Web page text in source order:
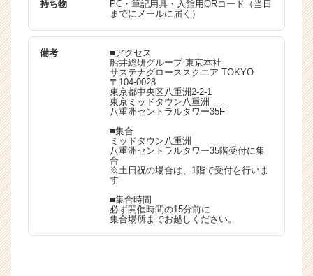
活
サ
イ
ト
チ
ア
キ
ャ
ア
（C
h
e
e
r
C
a
持ち物
PC・筆記用具・入館用QRコード（当日
までにメールに届く）
備考
■アクセス
船井総研グループ 東京本社
サステナグローススクエア TOKYO
〒104-0028
東京都中央区八重洲2-2-1
東京ミッドタウン八重洲
八重洲セントラルタワー35F
■集合
ミッドタウン八重洲
八重洲セントラルタワー35階受付に集
合
※土日祝の場合は、1階で受付を行いま
す
■集合時間
必ず開催時間の15分前に
集合場所までお越しください。